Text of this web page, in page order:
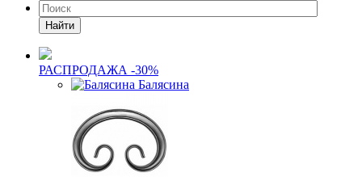
Найти
РАСПРОДАЖА -30%
Балясина